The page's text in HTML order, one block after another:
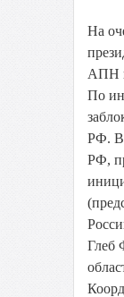
На
АПН
По
РФ. В
РФ,
Глеб